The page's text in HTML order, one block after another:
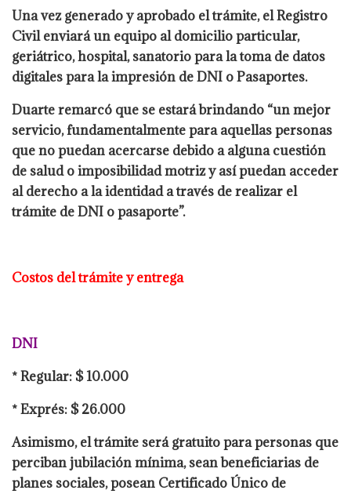
Una vez generado y aprobado el trámite, el Registro
Civil enviará un equipo al domicilio particular,
geriátrico, hospital, sanatorio para la toma de datos
digitales para la impresión de DNI o Pasaportes.
Duarte remarcó que se estará brindando “un mejor
servicio, fundamentalmente para aquellas personas
que no puedan acercarse debido a alguna cuestión
de salud o imposibilidad motriz y así puedan acceder
al derecho a la identidad a través de realizar el
trámite de DNI o pasaporte”.
Costos del trámite y entrega
DNI
* Regular: $ 10.000
* Exprés: $ 26.000
Asimismo, el trámite será gratuito para personas que
perciban jubilación mínima, sean beneficiarias de
planes sociales, posean Certificado Único de